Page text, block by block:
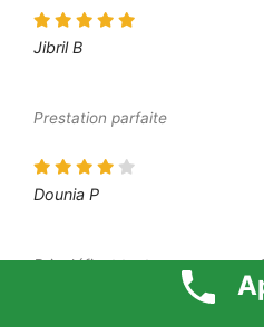
Jibril B
Prestation parfaite
Dounia P
Prix défiant toute concurrence